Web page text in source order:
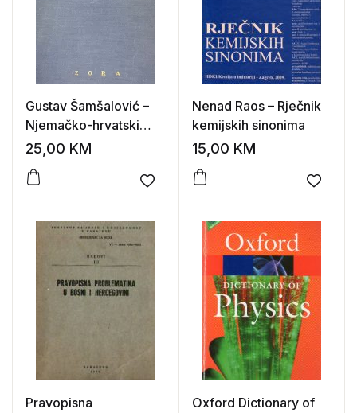
Gustav Šamšalović –
Njemačko-hrvatski
rječnik
25,00 KM
Add to wishlist
Nenad Raos – Rječnik
kemijskih sinonima
15,00 KM
Add
Pravopisna
Oxford Dictionary of